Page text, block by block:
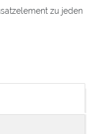
zu jeden
mit Schmuckwinkel,
6087530.
angefertigt -